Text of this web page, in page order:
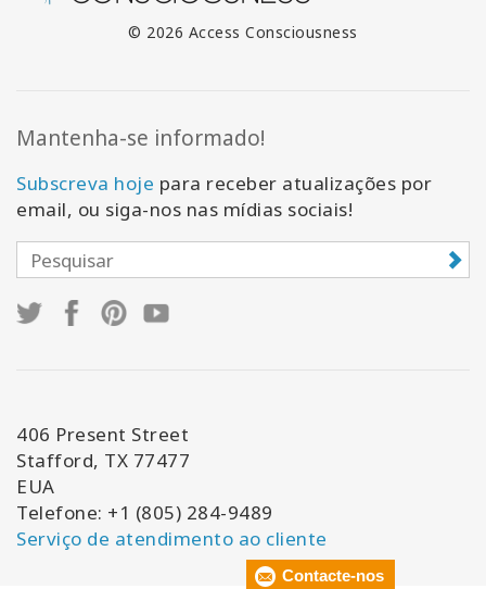
© 2026 Access Consciousness
Mantenha-se informado!
Subscreva hoje para receber atualizações por
email, ou siga-nos nas mídias sociais!
406 Present Street
Stafford, TX 77477
EUA
Telefone: +1 (805) 284-9489
Serviço de atendimento ao cliente
Contacte-nos